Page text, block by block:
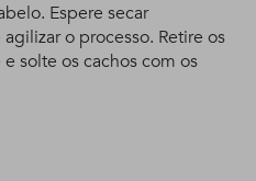
Espere secar
o processo. Retire os
solte os cachos com os